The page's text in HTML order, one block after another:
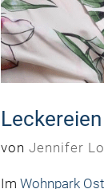
vonJennifer
ImWohnpark